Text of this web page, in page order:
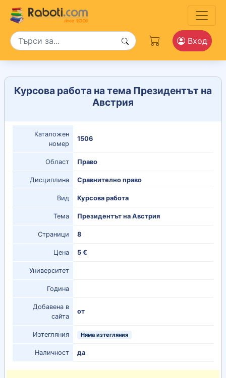
Вход
Курсова работа на тема Президентът на
Австрия
Каталожен
номер
1506
Област Право
Дисциплина Сравнително право
Вид Курсова работа
Тема Президентът на Австрия
Страници 8
Цена 5 €
Университет
Година
Добавена в
сайта
от
Изтегляния Няма изтегляния
Наличност да